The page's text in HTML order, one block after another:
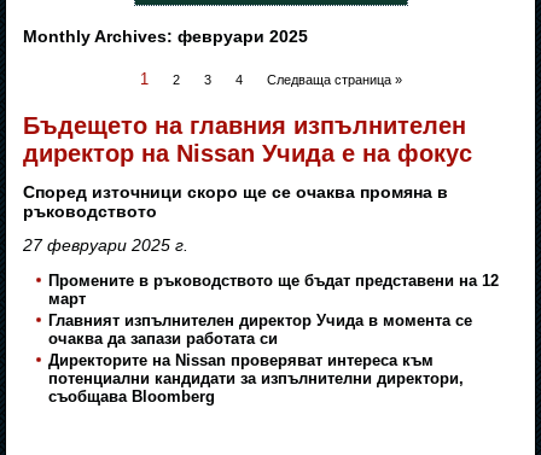
Monthly Archives:февруари 2025
1 2 3 4 Следваща страница »
Бъдещето на главния изпълнителен
директор на Nissan Учида е на фокус
Според източници скоро ще се очаква промяна в
ръководството
27 февруари 2025 г.
Промените в ръководството ще бъдат представени на 12
март
Главният изпълнителен директор Учида в момента се
очаква да запази работата си
Директорите на Nissan проверяват интереса към
потенциални кандидати за изпълнителни директори,
съобщава Bloomberg